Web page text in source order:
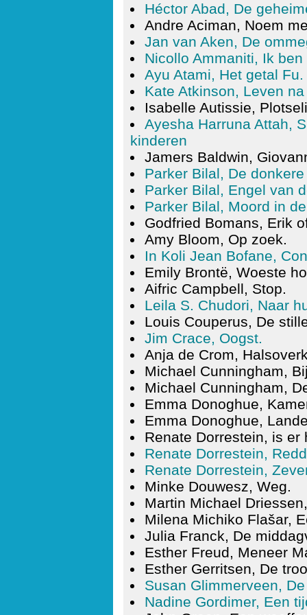
Héctor Abad, De
Andre Aciman, Noem
Jan van Aken, De
Nicollo Ammaniti, Ik
Ayu Atami, Het getal Fu.
Kate Atkinson, Leven
Isabelle Autissie,
Ayesha Harruna Attah,
kinderen
Jamers Baldwin,
Parker Bilal, De
Parker Bilal, Engel van
Parker Bilal, Moord in
Godfried Bomans, Erik
Amy Bloom, Op zoek.
In Koli Jean Bofane,
Emily Brontë, Woeste
Aifric Campbell, Stop.
Leila S. Chudori, Naar
Louis Couperus, De
Jim Crace, Oogst.
Anja de Crom,
Michael Cunningham,
Michael Cunningham,
Emma Donoghue,
Emma Donoghue,
Renate Dorrestein, is er
Renate Dorrestein,
Renate Dorrestein,
Minke Douwesz, Weg.
Martin Michael
Milena Michiko Flašar,
Julia Franck, De
Esther Freud, Meneer
Esther Gerritsen, De
Susan Glimmerveen,
Nadine Gordimer, Een